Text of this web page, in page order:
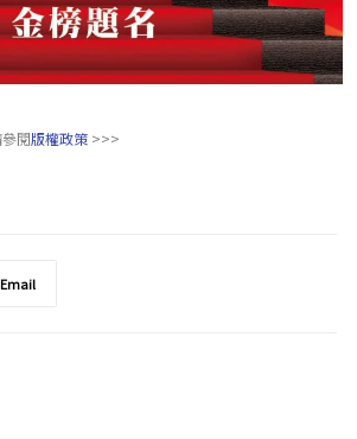
閱版權政策 >>>
Email